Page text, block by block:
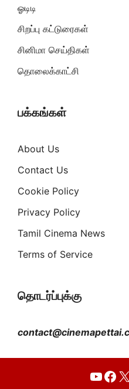
ஓடிடி
சிறப்பு கட்டுரைகள்
சினிமா செய்திகள்
தொலைக்காட்சி
பக்கங்கள்
About Us
Contact Us
Cookie Policy
Privacy Policy
Tamil Cinema News
Terms of Service
தொடர்ப்புக்கு
X